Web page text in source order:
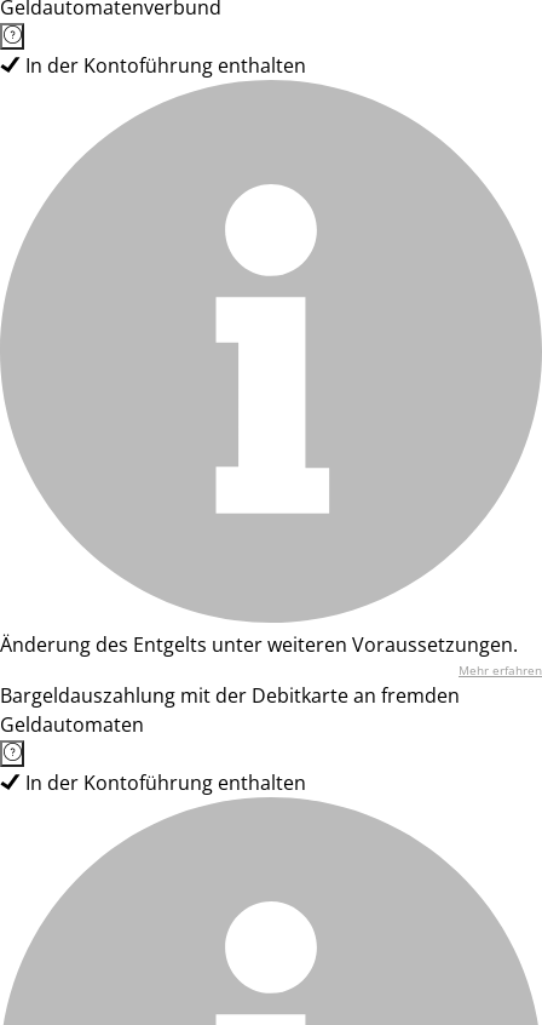
Geldautomatenverbund
In der Kontoführung enthalten
Änderung des Entgelts unter weiteren Voraussetzungen.
Mehr erfahren
Bargeldauszahlung mit der Debitkarte an fremden
Geldautomaten
In der Kontoführung enthalten